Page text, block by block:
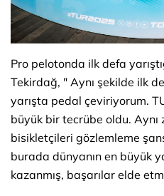
Pro pelotonda ilk defa
Tekirdağ, " Aynı şekilde ilk
yarışta pedal çeviriyorum.
büyük bir tecrübe oldu.
bisikletçileri gözlemleme
burada dünyanın en büyük
kazanmış, başarılar elde